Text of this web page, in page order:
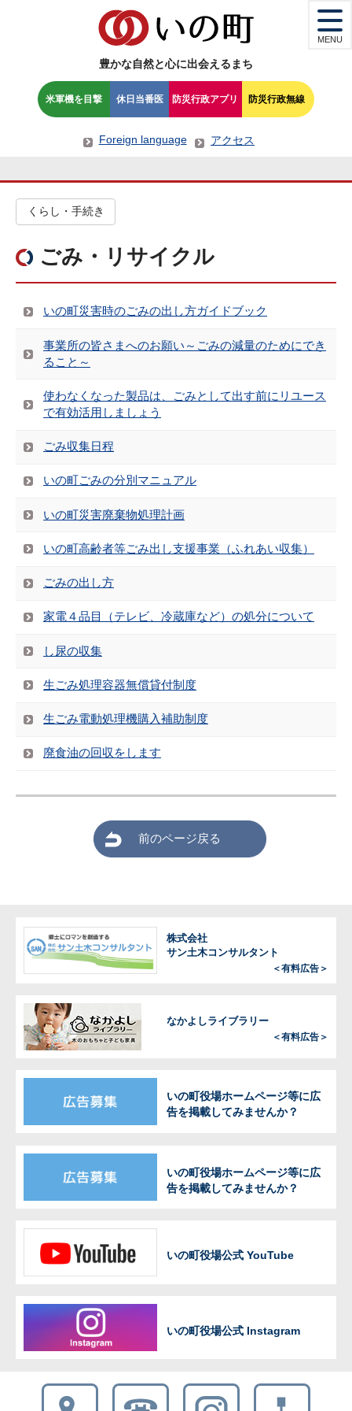
豊かな自然と心に出会えるまち
米軍機を目撃 休日当番医 防災行政アプリ 防災行政無線
Foreign language アクセス
MENU
くらし・手続き
ごみ・リサイクル
いの町災害時のごみの出し方ガイドブック
事業所の皆さまへのお願い～ごみの減量のためにでき
ること～
使わなくなった製品は、ごみとして出す前にリユース
で有効活用しましょう
ごみ収集日程
いの町ごみの分別マニュアル
いの町災害廃棄物処理計画
いの町高齢者等ごみ出し支援事業（ふれあい収集）
ごみの出し方
家電４品目（テレビ、冷蔵庫など）の処分について
し尿の収集
生ごみ処理容器無償貸付制度
生ごみ電動処理機購入補助制度
廃食油の回収をします
前のページ戻る
株式会社
サン土木コンサルタント
＜有料広告＞
なかよしライブラリー
＜有料広告＞
いの町役場ホームページ等に広
告を掲載してみませんか？
いの町役場ホームページ等に広
告を掲載してみませんか？
いの町役場公式 YouTube
いの町役場公式 Instagram